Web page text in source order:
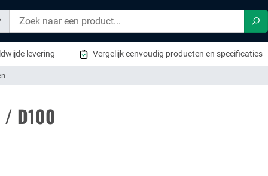
levering Vergelijk eenvoudig producten en specificaties
/ D100